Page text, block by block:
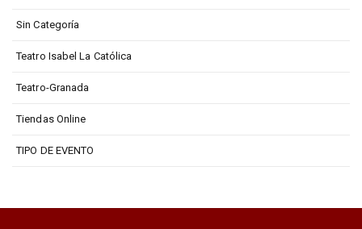
Sin Categoría
Teatro Isabel La Católica
Teatro-Granada
Tiendas Online
TIPO DE EVENTO